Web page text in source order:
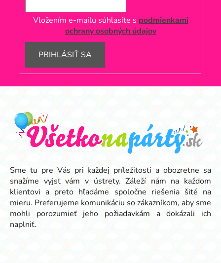
Vložením e-mailu súhlasíte s podmienkami
ochrany osobných údajov
PRIHLÁSIŤ SA
Z
Sme tu pre Vás pri každej príležitosti a obozretne sa
snažíme vyjsť vám v ústrety. Záleží nám na každom
klientovi a preto hľadáme spoločne riešenia šité na
mieru. Preferujeme komunikáciu so zákazníkom, aby sme
mohli porozumieť jeho požiadavkám a dokázali ich
naplniť.